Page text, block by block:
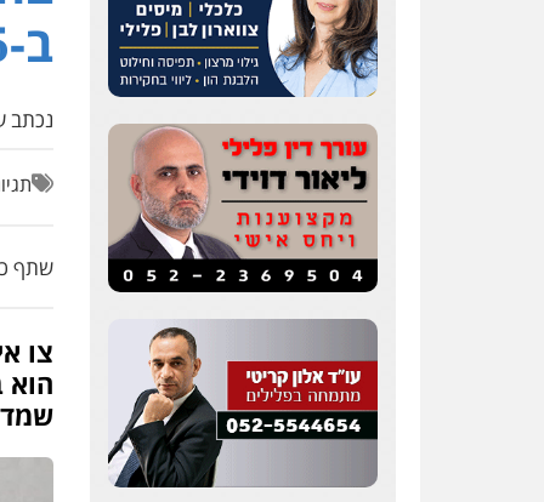
ב-3.5 מיליון שקל
נכתב
שתף
צו
הוא